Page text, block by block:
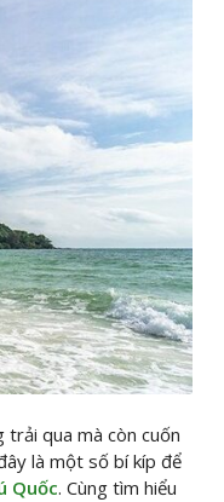
qua mà còn cuốn
là một số bí kíp để
Quốc. Cùng tìm hiểu